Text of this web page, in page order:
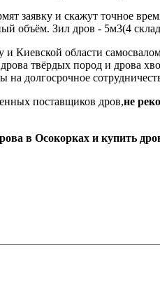
заявку и скажут точное
объём. Зил дров - 5м3(4
и Киевской области
твёрдых пород и
долгосрочное
поставщиков дров,не
в Осокорках и купить